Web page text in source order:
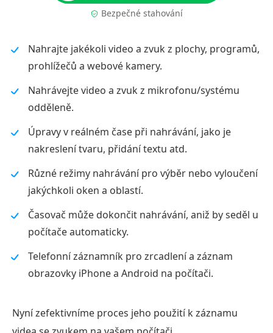
Bezpečné stahování
Nahrajte jakékoli video a zvuk z plochy, programů,
prohlížečů a webové kamery.
Nahrávejte video a zvuk z mikrofonu/systému
odděleně.
Úpravy v reálném čase při nahrávání, jako je
nakreslení tvaru, přidání textu atd.
Různé režimy nahrávání pro výběr nebo vyloučení
jakýchkoli oken a oblastí.
Časovač může dokončit nahrávání, aniž by seděl u
počítače automaticky.
Telefonní záznamník pro zrcadlení a záznam
obrazovky iPhone a Android na počítači.
Nyní zefektivníme proces jeho použití k záznamu